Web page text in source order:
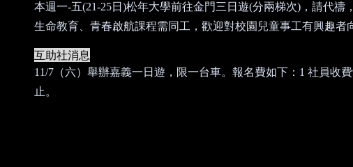
本週一-五(21-25日 )松年大學前往金門三日遊(分兩梯次)，請代禱
生命教育、青春啟航課程需同工，歡迎對校園兒童事工有興趣者
互助社消息
11/7（六）舉辦嘉義一日遊，限一台車。報名費如下： 1 社員收費
止。